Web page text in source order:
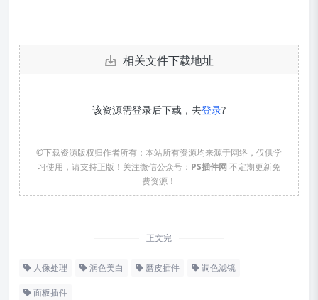
相关文件下载地址
该资源需登录后下载，去登录?
©下载资源版权归作者所有；本站所有资源均来源于网络，仅供学
习使用，请支持正版！关注微信公众号： PS插件网 不定期更新免
费资源！
正文完
人像处理 润色美白 磨皮插件 调色滤镜
面板插件